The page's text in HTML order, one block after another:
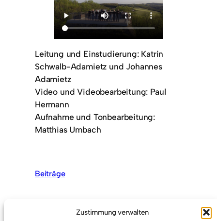
Zustimmung verwalten
Leitung und Einstudierung: Katrin
Schwalb-Adamietz und Johannes
Adamietz
Video und Videobearbeitung: Paul
Hermann
Aufnahme und Tonbearbeitung:
Matthias Umbach
Beiträge